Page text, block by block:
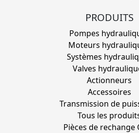
PRODUITS
Pompes
Moteurs
Systèmes
Valves
Actionneurs
Accessoires
Transmission de
Tous les
Pièces de rechange